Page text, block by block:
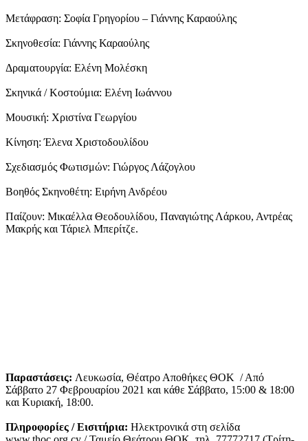
Μετάφραση: Σοφία Γρηγορίου – Γιάννης Καραούλης
Σκηνοθεσία: Γιάννης Καραούλης
Δραματουργία: Ελένη Μολέσκη
Σκηνικά / Κοστούμια: Ελένη Ιωάννου
Μουσική: Χριστίνα Γεωργίου
Κίνηση: Έλενα Χριστοδουλίδου
Σχεδιασμός Φωτισμών: Γιώργος Λάζογλου
Βοηθός Σκηνοθέτη: Ειρήνη Ανδρέου
Παίζουν: Μικαέλλα Θεοδουλίδου, Παναγιώτης Λάρκου, Αντρέας
Μακρής και Τάριελ Μπερίτζε.
Παραστάσεις: Λευκωσία, Θέατρο Αποθήκες ΘΟΚ / Από
Σάββατο 27 Φεβρουαρίου 2021 και κάθε Σάββατο, 15:00 & 18:00
και Κυριακή, 18:00.
Πληροφορίες / Εισιτήρια: Ηλεκτρονικά στη σελίδα